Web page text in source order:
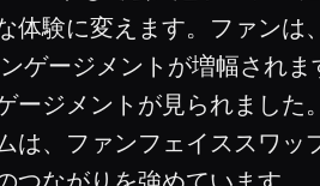
体験に変えます。ファンは
ゲージメントが増幅されま
ージメントが見られました。
は、ファンフェイススワッ